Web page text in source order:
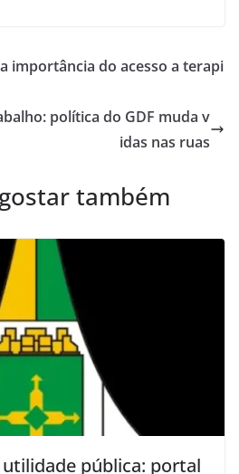
importância do acesso a terapi
política do GDF muda v
idas nas ruas
também
pública: portal